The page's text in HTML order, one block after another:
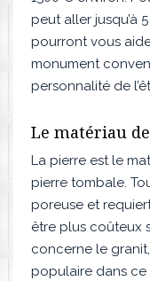
peut aller jusqu’à
pourront vous
monument
personnalité de
Le matériau
La pierre est le
pierre tombale.
poreuse et
être plus coûteux
concerne le
populaire dans ce